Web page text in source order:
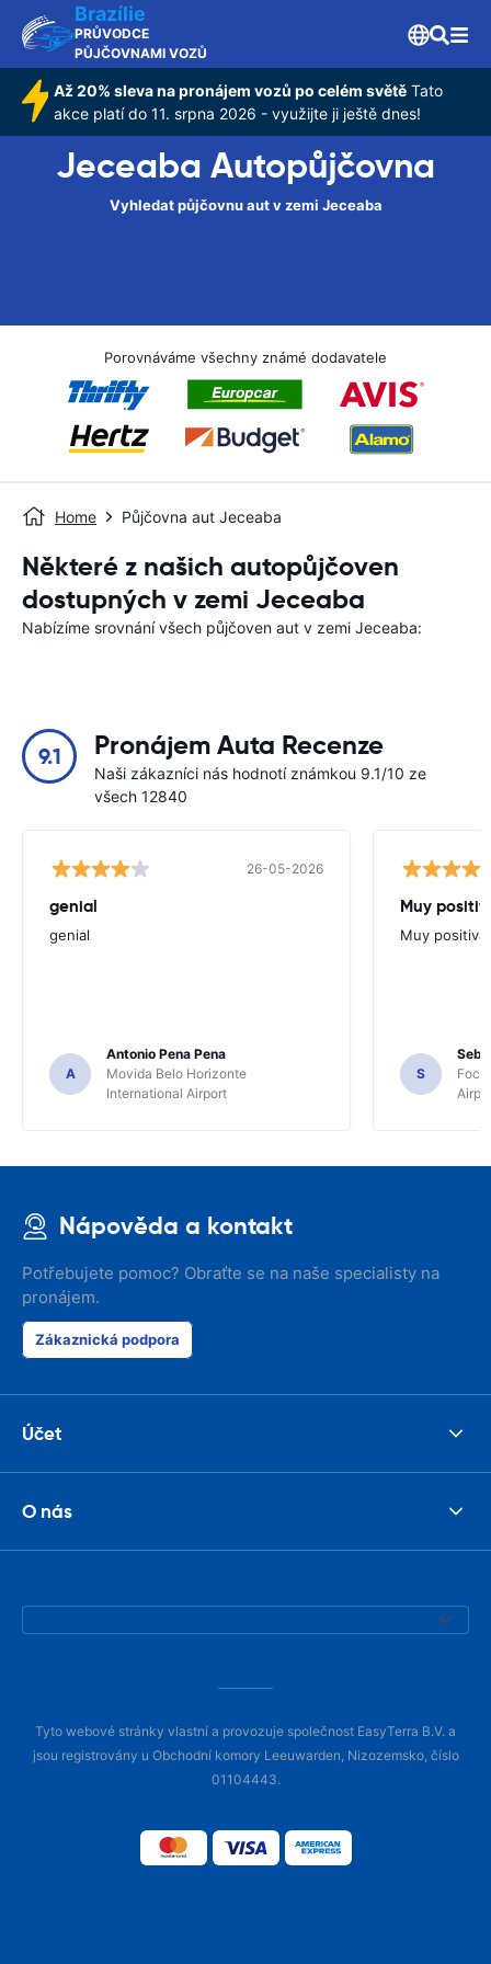
Brazílie
PRŮVODCE
PŮJČOVNAMI VOZŮ
Až 20% sleva na pronájem vozů po celém světě Tato
akce platí do 11. srpna 2026 - využijte ji ještě dnes!
Jeceaba Autopůjčovna
Vyhledat půjčovnu aut v zemi Jeceaba
Porovnáváme všechny známé dodavatele
Home Půjčovna aut Jeceaba
Některé z našich autopůjčoven
dostupných v zemi Jeceaba
Nabízíme srovnání všech půjčoven aut v zemi Jeceaba:
9.1 Pronájem Auta Recenze
Naši zákazníci nás hodnotí známkou 9.1/10 ze
všech 12840
26-05-2026
genial
genial
A
Antonio Pena Pena
Movida Belo Horizonte
International Airport
Muy
Muy positiva
S
Foco
Nápověda a kontakt
Potřebujete pomoc? Obraťte se na naše specialisty na
pronájem.
Zákaznická podpora
Účet
O nás
Tyto webové stránky vlastní a provozuje společnost EasyTerra B.V. a
jsou registrovány u Obchodní komory Leeuwarden, Nizozemsko, číslo
01104443.